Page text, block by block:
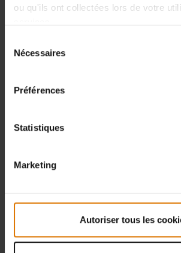
ou qu'ils ont collectées lors de votre
Nécessaires
Préférences
Statistiques
Marketing
Autoriser tous les
4.7 (258)
79,99 €
Color Options
159,99 €